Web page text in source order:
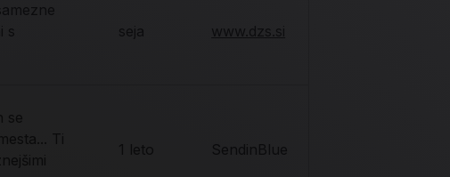
s
seja www.dzs.si
se
Ti
1 leto SendinBlue